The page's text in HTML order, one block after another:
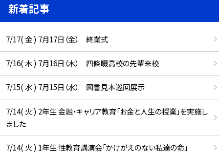
新着記事
7/17( 金 ) 7月17日（金） 終業式
7/16( 木 ) 7月16日（木） 四條畷高校の先輩来校
7/15( 水 ) 7月15日（水） 図書見本巡回展示
7/14( 火 ) 2年生 金融・キャリア教育「お金と人生の授業」を実施し
ました
7/14( 火 ) 1年生 性教育講演会「かけがえのない私達の命」